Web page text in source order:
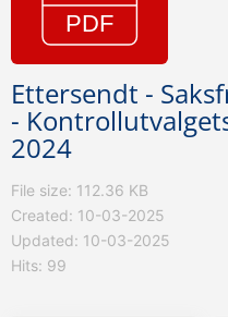
Ettersendt -
-
2024
File size: 112.36 KB
Created: 10-03-2025
Updated: 10-03-2025
Hits: 99